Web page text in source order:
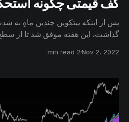
کف قیمتی چگونه
پس از اینکه بیتکوین چندین ماهِ
تشابه آن را با چرخه‌های قبل بررسی
شود، می‌پردازیم.
Nov 2, 2022
2 min read